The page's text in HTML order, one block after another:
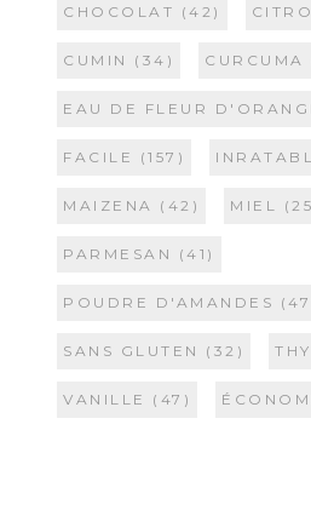
CHOCOLAT (42)
CUMIN (34) CURCUMA
EAU DE FLEUR
FACILE (157)
MAIZENA (42) MIEL
PARMESAN (41)
POUDRE D'AMANDES
SANS GLUTEN (32)
VANILLE (47)